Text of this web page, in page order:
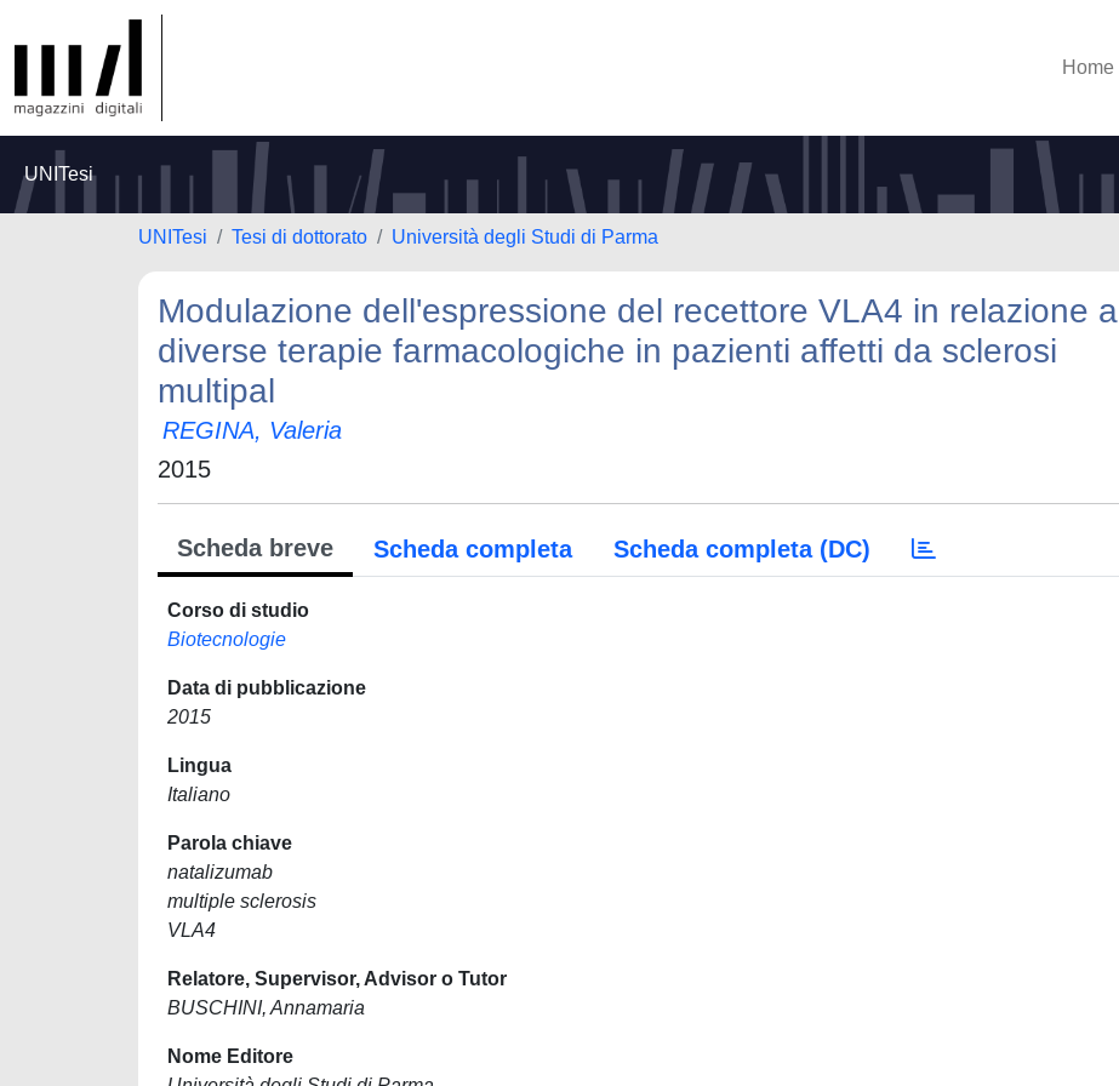
Home
UNITesi
UNITesi Tesi di dottorato Università degli Studi di Parma
Modulazione dell'espressione del recettore VLA4 in relazione a
diverse terapie farmacologiche in pazienti affetti da sclerosi
multipal
REGINA, Valeria
2015
Scheda breve Scheda completa Scheda completa (DC)
Corso di studio
Biotecnologie
Data di pubblicazione
2015
Lingua
Italiano
Parola chiave
natalizumab
multiple sclerosis
VLA4
Relatore, Supervisor, Advisor o Tutor
BUSCHINI, Annamaria
Nome Editore